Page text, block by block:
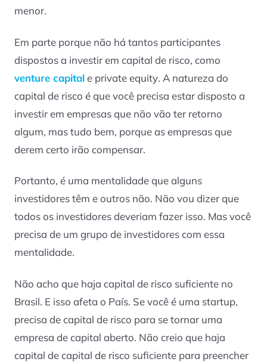
menor.
Em parte porque não há tantos participantes
dispostos a investir em capital de risco, como
venture capitale private equity. A natureza do
capital de risco é que você precisa estar disposto a
investir em empresas que não vão ter retorno
algum, mas tudo bem, porque as empresas que
derem certo irão compensar.
Portanto, é uma mentalidade que alguns
investidores têm e outros não. Não vou dizer que
todos os investidores deveriam fazer isso. Mas você
precisa de um grupo de investidores com essa
mentalidade.
Não acho que haja capital de risco suficiente no
Brasil. E isso afeta o País. Se você é uma startup,
precisa de capital de risco para se tornar uma
empresa de capital aberto. Não creio que haja
capital de capital de risco suficiente para preencher